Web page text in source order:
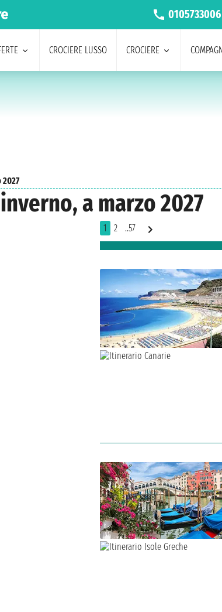
0105733006
CROCIERE LUSSO CROCIERE
2027
a marzo 2027
1 2 ..57